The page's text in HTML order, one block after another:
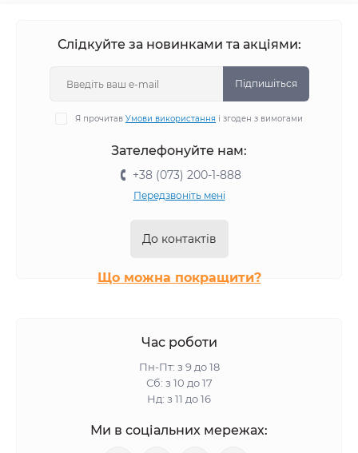
Слідкуйте за новинками та акціями:
Підпишіться
Я прочитав Умови використання і згоден з вимогами
Зателефонуйте нам:
+38 (073) 200-1-888
Передзвоніть мені
До контактів
Що можна покращити?
Час роботи
Пн-Пт: з 9 до 18
Сб: з 10 до 17
Нд: з 11 до 16
Ми в соціальних мережах: